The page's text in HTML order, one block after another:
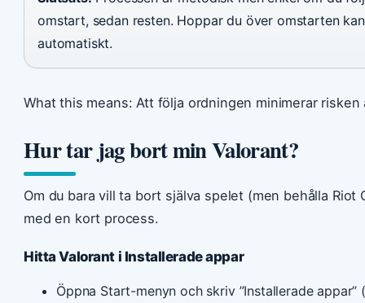
omstart, sedan resten. Hoppar du över omstarten
automatiskt.
What this means: Att följa ordningen minimerar
Hur tar jag bort min Valorant?
Om du bara vill ta bort själva spelet (men behålla
med en kort process.
Hitta Valorant i Installerade appar
Öppna Start-menyn och skriv ”Installerade appar”